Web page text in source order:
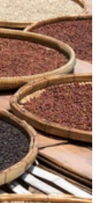
direct trade
každého
i mezi
nejvyšší kvality,
odpovědný
lékařskou